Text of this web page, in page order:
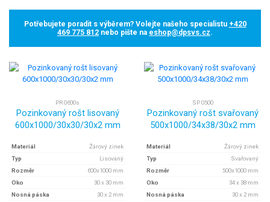
Potřebujete poradit s výběrem? Volejte našeho specialistu +420
469 775 812 nebo pište na eshop@dpsvs.cz.
PR 0600s
Pozinkovaný rošt lisovaný
600x1000/30x30/30x2 mm
Materiál
Žárový zinek
Typ
Lisovaný
Rozměr
600x1000 mm
Oko
30 x 30 mm
Nosná páska
30 x 2 mm
SP 0500
Pozinkovaný rošt svařovaný
500x1000/34x38/30x2 mm
Materiál
Žárový zinek
Typ
Svařovaný
Rozměr
500x1000 mm
Oko
34 x 38 mm
Nosná páska
30 x 2 mm